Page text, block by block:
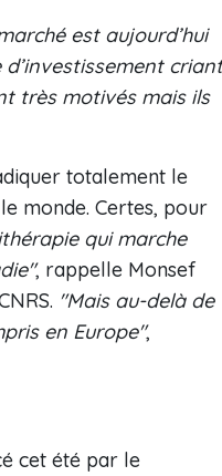
est aujourd’hui
criant
très motivés mais ils
totalement le
monde. Certes, pour
qui marche
, rappelle Monsef
"Mais au-delà de
en Europe",
cet été par le